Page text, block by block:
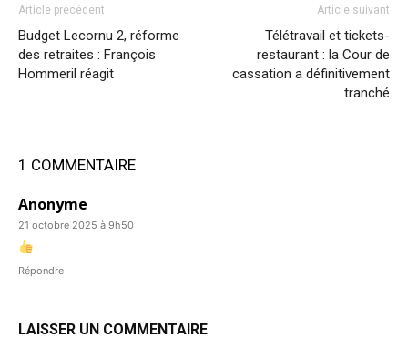
Article précédent
Budget Lecornu 2, réforme
des retraites : François
Hommeril réagit
Article suivant
Télétravail et tickets-
restaurant : la Cour de
cassation a définitivement
tranché
1 COMMENTAIRE
Anonyme
21 octobre 2025 à 9h50
Répondre
LAISSER UN COMMENTAIRE